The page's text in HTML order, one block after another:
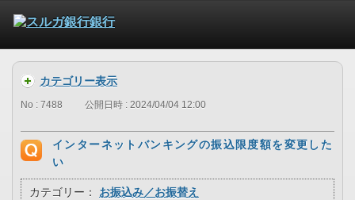
カテゴリー表示
No : 7488 公開日時 : 2024/04/04 12:00
インターネットバンキングの振込限度額を変更した
い
カテゴリー： お振込み／お振替え